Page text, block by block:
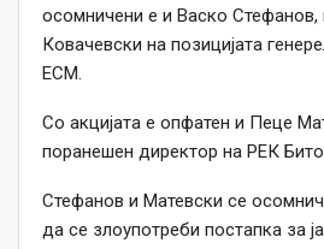
осомничени е и Васко Стефанов,
Ковачевски на позицијата
ЕСМ.
Со акцијата е опфатен и Пеце
поранешен директор на РЕК
Стефанов и Матевски се
да се злоупотреби постапка за